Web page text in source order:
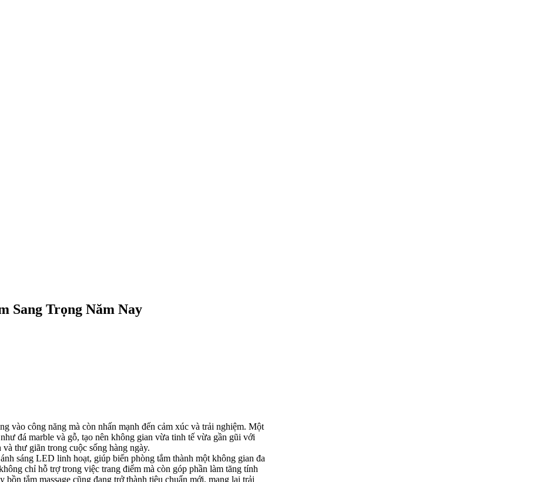
Sang Trọng Năm Nay
vào công năng mà còn nhấn mạnh đến cảm xúc và trải nghiệm. Một
đá marble và gỗ, tạo nên không gian vừa tinh tế vừa gần gũi với
thư giãn trong cuộc sống hàng ngày.
sáng LED linh hoạt, giúp biến phòng tắm thành một không gian đa
chỉ hỗ trợ trong việc trang điểm mà còn góp phần làm tăng tính
tắm massage cũng đang trở thành tiêu chuẩn mới, mang lại trải